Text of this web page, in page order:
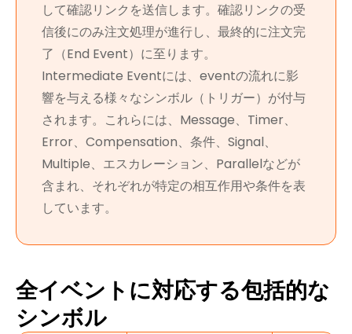
して確認リンクを送信します。確認リンクの受
信後にのみ注文処理が進行し、最終的に注文完
了（End Event）に至ります。
Intermediate Eventには、eventの流れに影
響を与える様々なシンボル（トリガー）が付与
されます。これらには、Message、Timer、
Error、Compensation、条件、Signal、
Multiple、エスカレーション、Parallelなどが
含まれ、それぞれが特定の相互作用や条件を表
しています。
全イベントに対応する包括的な
シンボル